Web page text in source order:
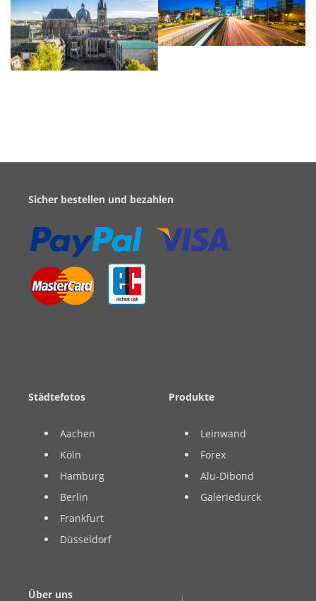
Sicher bestellen und bezahlen
Städtefotos
Aachen
Köln
Hamburg
Berlin
Frankfurt
Düsseldorf
Produkte
Leinwand
Forex
Alu-Dibond
Galeriedurck
Über uns